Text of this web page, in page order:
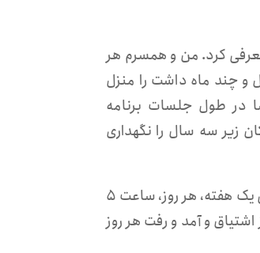
معرفی کرد. من و همسرم هر
و چند ماه داشت را منزل
در طول جلسات برنامه
زیر سه سال را نگهداری
۷. در هفته‌ی مقدس مسیحیان، هر روز برنامه و جلسه‌ای در کلیسا برگزار می‌شد. طی یک هفته، هر روز، ساعت ۵
کلیسا از اشتیاق و آمد و رفت هر روز